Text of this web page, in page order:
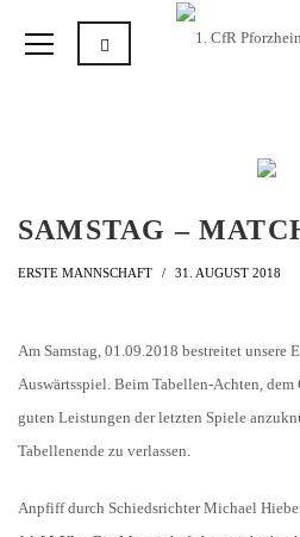
SAMSTAG –
ERSTE MANNSCHAFT 31. AUGUST 2018
Am Samstag, 01.09.2018 bestreitet unsere
Auswärtsspiel. Beim Tabellen-Achten,
guten Leistungen der letzten Spiele
Tabellenende zu verlassen.
Anpfiff durch Schiedsrichter Michael